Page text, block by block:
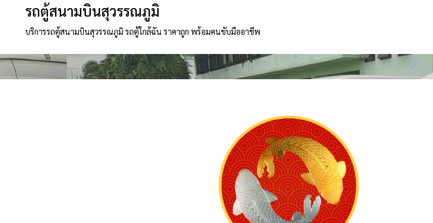
รถตู้สนามบินสุวรรณภูมิ
บริการรถตู้สนามบินสุวรรณภูมิ รถตู้ใกล้ฉัน ราคาถูก พร้อมคนขับมืออาชีพ